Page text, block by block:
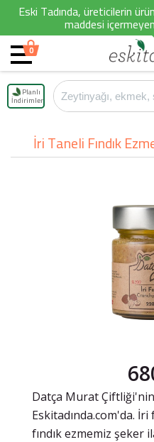
Eski Tadında, üreticilerin
maddesi
0
Planlı
İndirimler
İri Taneli Fındık
Datça Murat
Eskitadında.com'da. İri
fındık ezmemiz şeker